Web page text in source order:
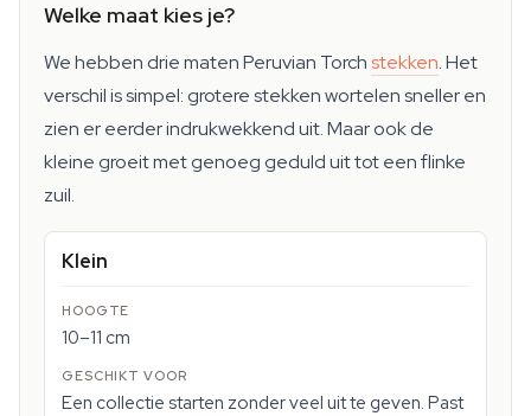
Welke maat kies je?
We hebben drie maten Peruvian Torchstekken. Het
verschil is simpel: grotere stekken wortelen sneller en
zien er eerder indrukwekkend uit. Maar ook de
kleine groeit met genoeg geduld uit tot een flinke
zuil.
Klein
10–11 cm
Een collectie starten zonder veel uit te geven. Past